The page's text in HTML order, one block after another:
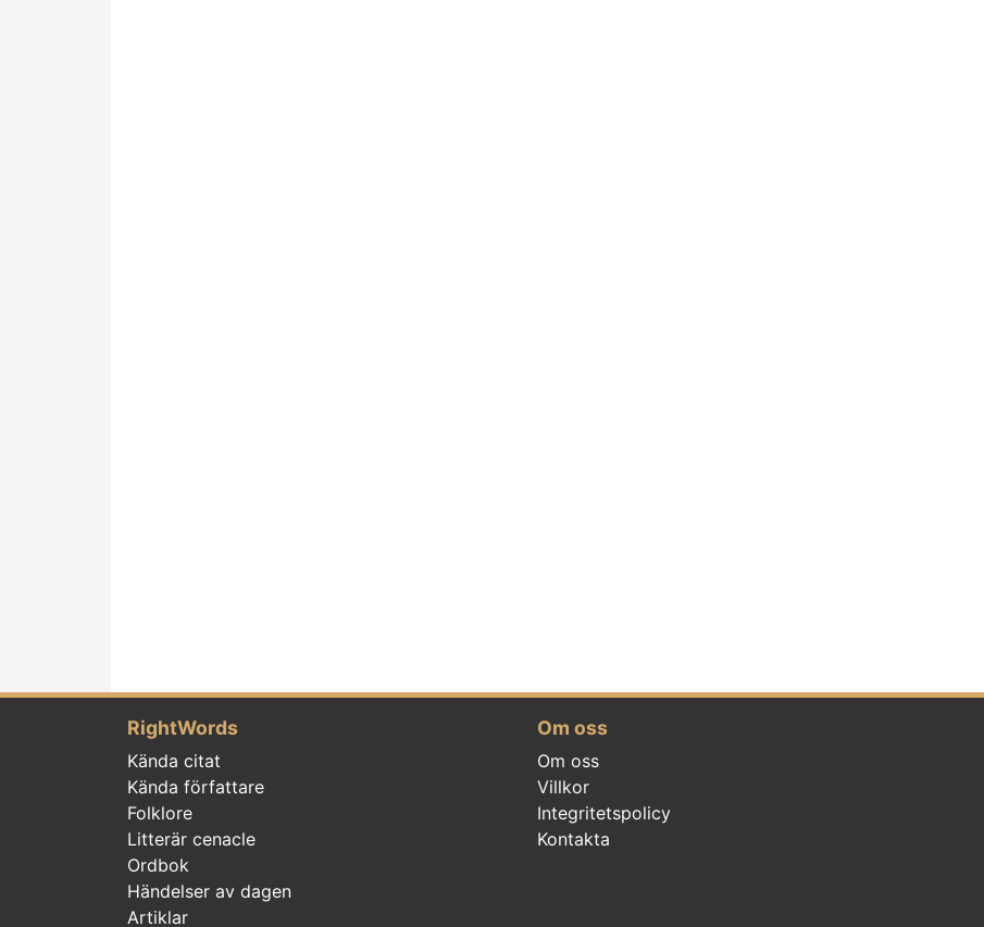
RightWords
Kända citat
Kända författare
Folklore
Litterär cenacle
Ordbok
Händelser av dagen
Artiklar
Om oss
Om oss
Villkor
Integritetspolicy
Kontakta